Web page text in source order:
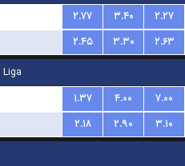
۲.۷۷ ۳.۴۰
۲.۲۷
۲.۴۵ ۳.۳۰
۲.۶۳
Liga
۱.۳۷ ۴.۰۰
۷.۰۰
۲.۱۸ ۲.۹۰
۳.۱۰